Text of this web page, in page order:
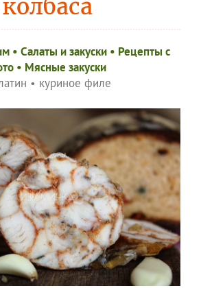
колбаса
• Салаты и закуски• Рецепты c
• Мясные закуски
• куриное филе